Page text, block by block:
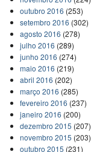
outubro 2016 (253)
setembro 2016 (302)
agosto 2016 (278)
julho 2016 (289)
junho 2016 (274)
maio 2016 (219)
abril 2016 (202)
março 2016 (285)
fevereiro 2016 (237)
janeiro 2016 (200)
dezembro 2015 (207)
novembro 2015 (203)
outubro 2015 (231)